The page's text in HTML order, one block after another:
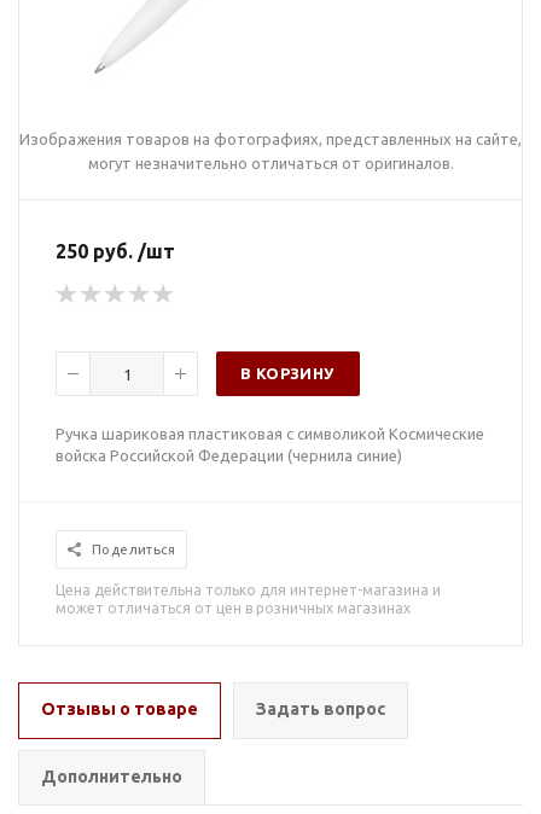
Изображения товаров на фотографиях, представленных на сайте,
могут незначительно отличаться от оригиналов.
250 руб. /шт
В КОРЗИНУ
Ручка шариковая пластиковая с символикой Космические
войска Российской Федерации (чернила синие)
Поделиться
Цена действительна только для интернет-магазина и
может отличаться от цен в розничных магазинах
Отзывы о товаре Задать вопрос
Дополнительно